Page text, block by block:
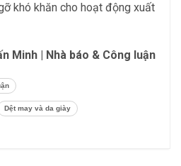
khó khăn cho hoạt động xuất
Minh | Nhà báo & Công luận
Dệt may và da giày